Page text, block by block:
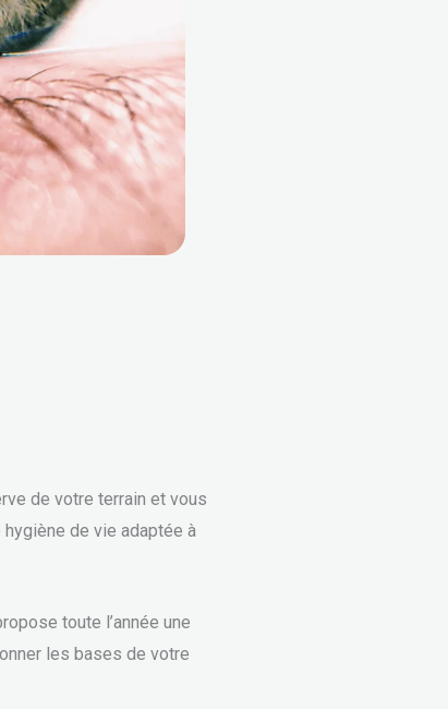
de votre terrain et vous
de vie adaptée à
toute l’année une
les bases de votre